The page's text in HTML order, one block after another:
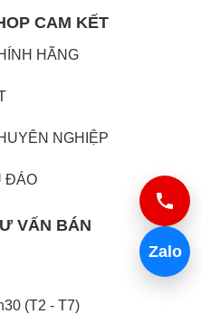
CAM KẾT
HÃNG
NGHIỆP
ĐÁO
VẤN BÁN
(T2 - T7)
Zalo